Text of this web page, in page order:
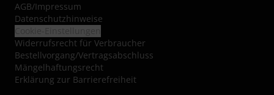
AGB/Impressum
Datenschutzhinweise
Widerrufsrecht für Verbraucher
Bestellvorgang/Vertragsabschluss
Mängelhaftungsrecht
Erklärung zur Barrierefreiheit